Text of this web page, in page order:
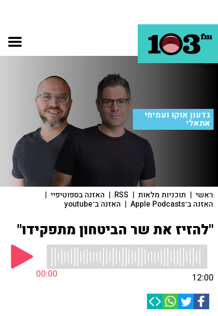
גדעון אוקו ועמיחי
אתאלי
ראשי | תוכניות מלאות |
RSS
| האזנה בספוטיפיי |
האזנה ב־Apple Podcasts | האזנה ב־youtube
"להזיז את שר הביטחון מתפקידו"
00:00 12:00